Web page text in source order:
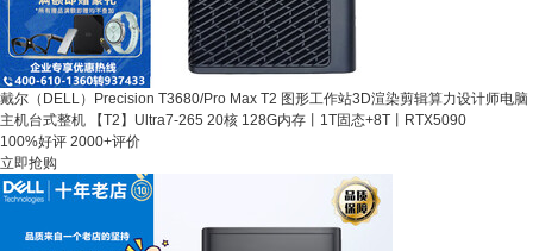
戴尔（DELL）Precision T3680/Pro Max T2 图形工作站3D渲染剪辑算力设计师电脑
主机台式整机 【T2】Ultra7-265 20核 128G内存丨1T固态+8T丨RTX5090
100%好评 2000+评价
立即抢购